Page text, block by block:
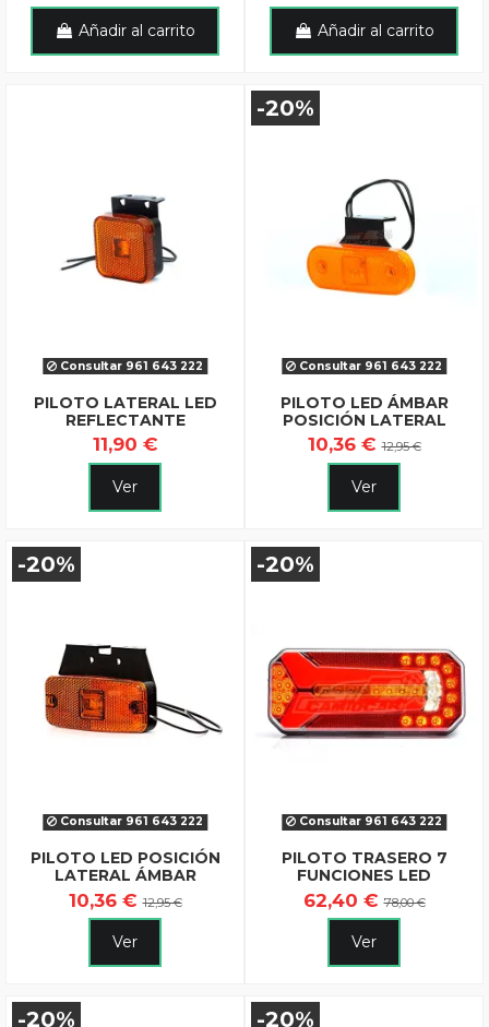
Añadir al carrito Añadir al carrito
Consultar 961 643 222
PILOTO LATERAL LED
REFLECTANTE
11,90 €
Ver
-20%
Consultar 961 643 222
PILOTO LED ÁMBAR
POSICIÓN LATERAL
10,36 €12,95 €
Ver
-20%
Consultar 961 643 222
PILOTO LED POSICIÓN
LATERAL ÁMBAR
10,36 €12,95 €
Ver
-20%
Consultar 961 643 222
PILOTO TRASERO 7
FUNCIONES LED
62,40 €78,00 €
Ver
-20% -20%